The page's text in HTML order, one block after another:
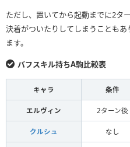
ただし、置いてから起動までに2タ
決着がついたりしてしまうことも
ます。
バフスキル持ちA駒比較表
キャラ 条件
エルヴィン 2ターン後
クルシュ なし